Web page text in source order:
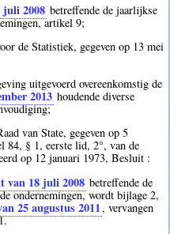
2008 betreffende de jaarlijkse
artikel 9;
de Statistiek, gegeven op 13 mei
uitgevoerd overeenkomstig de
2013 houdende diverse
van State, gegeven op 5
84, § 1, eerste lid, 2°, van de
op 12 januari 1973, Besluit :
van 18 juli 2008 betreffende de
ondernemingen, wordt bijlage 2,
25 augustus 2011, vervangen